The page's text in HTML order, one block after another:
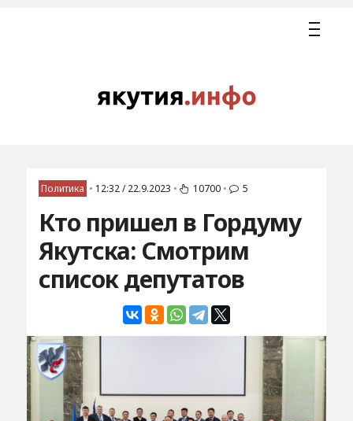
Политика • 12:32 / 22.9.2023 • 10700 • 5
Кто пришел в Гордуму
Якутска: Смотрим
список депутатов